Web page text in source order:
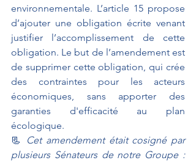
environnementale. L’article 15 propose
d’ajouter une obligation écrite venant
justifier l’accomplissement de cette
obligation. Le but de l’amendement est
de supprimer cette obligation, qui crée
des contraintes pour les acteurs
économiques, sans apporter des
garanties d'efficacité au plan
écologique.
📃 Cet amendement était cosigné par
plusieurs Sénateurs de notre Groupe :